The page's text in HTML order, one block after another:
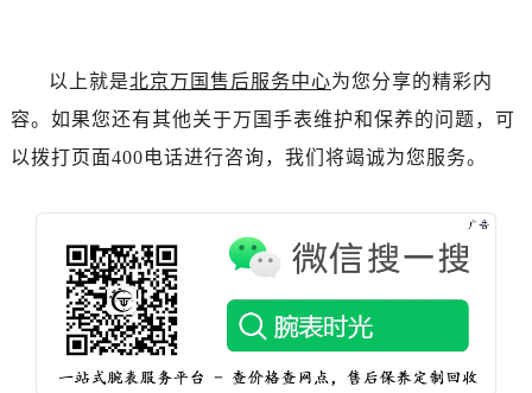
新疆维吾尔自治区新星市东风路万国售后服务中心（需提前预约）
新疆维吾尔自治区伊宁市解放西路万国售后服务中心（需提前预约）
贵州省六盘水市钟山区钟山大道万国售后服务中心（需提前预约）
四川省阿坝州市马尔康市团结街万国售后服务中心（需提前预约）
以上就是北京万国售后服务中心为您分享的精彩内
容。如果您还有其他关于万国手表维护和保养的问题，可
以拨打页面400电话进行咨询，我们将竭诚为您服务。